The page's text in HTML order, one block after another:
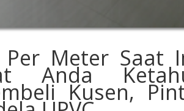
Per Meter Saat
Anda
Kusen,